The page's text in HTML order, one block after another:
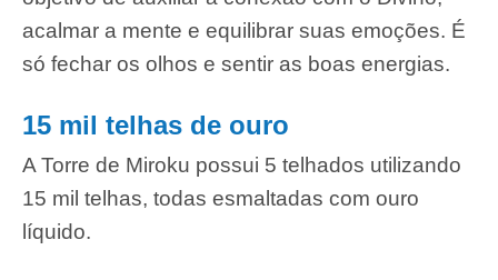
acalmar a mente e equilibrar suas emoções. É
só fechar os olhos e sentir as boas energias.
15 mil telhas de ouro
A Torre de Miroku possui 5 telhados utilizando
15 mil telhas, todas esmaltadas com ouro
líquido.